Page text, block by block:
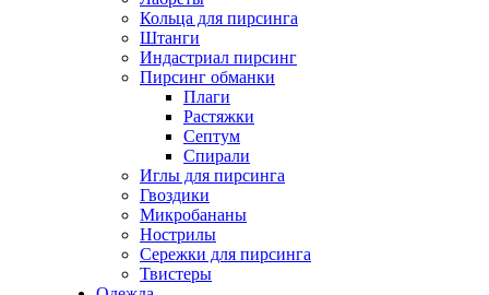
Кольца для пирсинга
Штанги
Индастриал пирсинг
Пирсинг обманки
Плаги
Растяжки
Септум
Спирали
Иглы для пирсинга
Гвоздики
Микробананы
Нострилы
Сережки для пирсинга
Твистеры